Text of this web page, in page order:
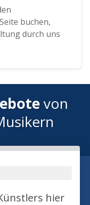
buchen,
durch uns
von
hier